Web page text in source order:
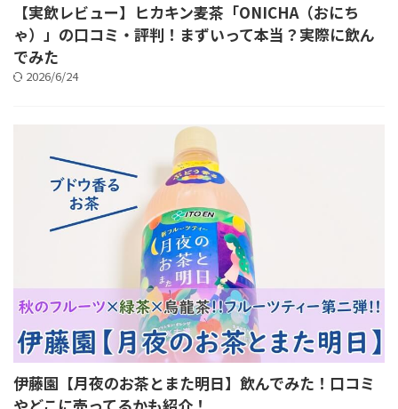
【実飲レビュー】ヒカキン麦茶「ONICHA（おにち
ゃ）」の口コミ・評判！まずいって本当？実際に飲ん
でみた
2026/6/24
伊藤園【月夜のお茶とまた明日】飲んでみた！口コミ